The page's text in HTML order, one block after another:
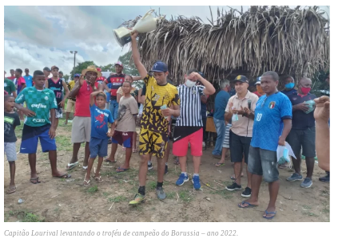
Capitão Lourival levantando o troféu de campeão do Borussia – ano 2022.